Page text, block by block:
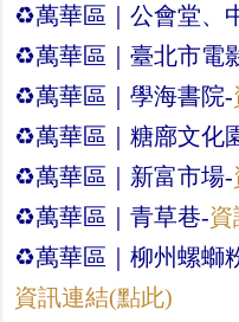
♻︎萬華區｜公會堂、
♻︎萬華區｜臺北市電
♻︎萬華區｜學海書院-
♻︎萬華區｜糖廍文化
♻︎萬華區｜新富市場-
♻︎萬華區｜青草巷-資
♻︎萬華區｜柳州螺螄
資訊連結(點此)